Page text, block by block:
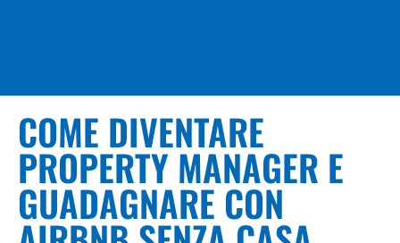
COME DIVENTARE
PROPERTY MANAGER E
GUADAGNARE CON